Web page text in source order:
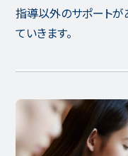
指導以外のサポート
ていきます。